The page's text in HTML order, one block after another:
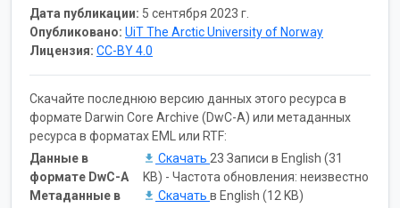
Дата публикации: 5 сентября 2023 г.
Опубликовано: UiT The Arctic University of Norway
Лицензия: CC-BY 4.0
Скачайте последнюю версию данных этого ресурса в
формате Darwin Core Archive (DwC-A) или метаданных
ресурса в форматах EML или RTF:
Данные в
формате DwC-A
Скачать 23 Записи в English (31
KB) - Частота обновления: неизвестно
Метаданные в
Скачать в English (12 KB)